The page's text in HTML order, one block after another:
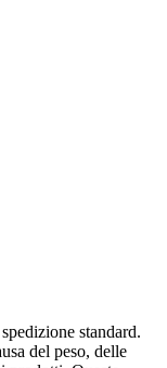
standard.
del peso, delle